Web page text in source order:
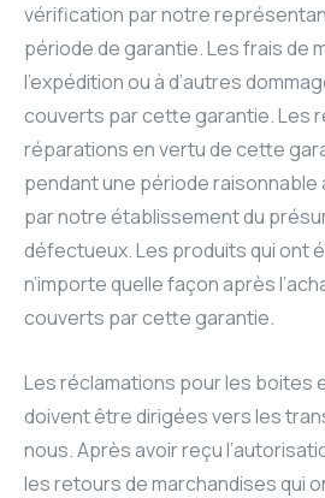
vérification par notre
période de garantie. Les frais de
l’expédition ou à d’autres
couverts par cette garantie. Les
réparations en vertu de cette
pendant une période
par notre établissement du
défectueux. Les produits qui ont
n’importe quelle façon après
couverts par cette garantie.
Les réclamations pour les boites
doivent être dirigées vers les
nous. Après avoir reçu
les retours de marchandises qui